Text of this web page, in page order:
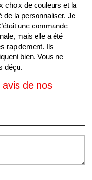
choix de couleurs et la
de la personnaliser. Je
une commande
mais elle a été
rapidement. Ils
bien. Vous ne
déçu.
avis de nos